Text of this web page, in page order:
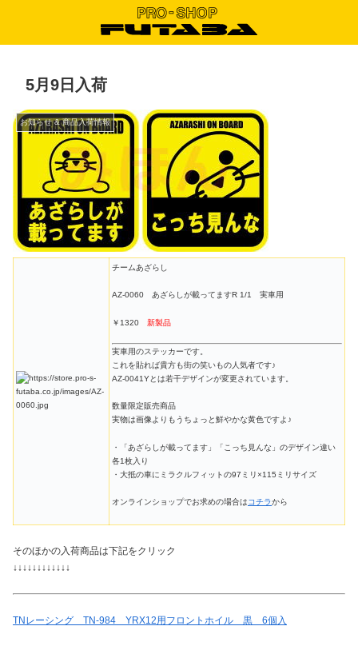
5月9日入荷
お知らせ & 商品入荷情報
チームあざらし
AZ-0060 あざらしが載ってますR 1/1 実車用
￥1320 新製品
実車用のステッカーです。
これを貼れば貴方も街の笑いもの人気者です♪
AZ-0041Yとは若干デザインが変更されています。
数量限定販売商品
実物は画像よりもうちょっと鮮やかな黄色ですよ♪
・「あざらしが載ってます」「こっち見んな」のデザイン違い
各1枚入り
・大抵の車にミラクルフィットの97ミリ×115ミリサイズ
オンラインショップでお求めの場合はコチラから
そのほかの入荷商品は下記をクリック
↓↓↓↓↓↓↓↓↓↓↓↓
TNレーシング TN-984 YRX12用フロントホイル 黒 6個入